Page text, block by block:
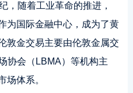
，随着工业革命的推进，
为国际金融中心，成为了黄
敦金交易主要由伦敦金属交
协会（LBMA）等机构主
场体系。